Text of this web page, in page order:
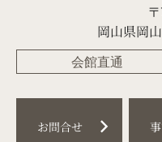
岡山県岡
会館直通
お問合せ chevron_right
会館（斎場）を探す
料金プラン